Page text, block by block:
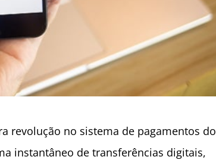
revolução no sistema de pagamentos do
instantâneo de transferências digitais,